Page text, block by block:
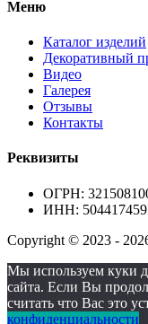
Меню
Каталог изделий
Декоративный
Видео
Галерея
Отзывы
Контакты
Реквизиты
ОГРН:
ИНН:
Copyright © 2023 -
Мы используем куки
сайта. Если Вы
считать что Вас это
конфиденциальности